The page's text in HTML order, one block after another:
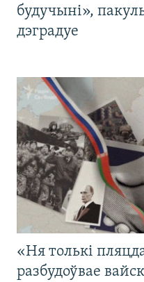
будучыні»,
дэградуе
«Ня толькі
разбудоўвае